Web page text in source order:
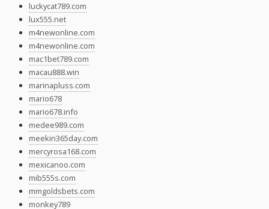
luckycat789.com
lux555.net
m4newonline.com
m4newonline.com
mac1bet789.com
macau888.win
marinapluss.com
mario678
mario678.info
medee989.com
meekin365day.com
mercyrosa168.com
mexicanoo.com
mib555s.com
mmgoldsbets.com
monkey789